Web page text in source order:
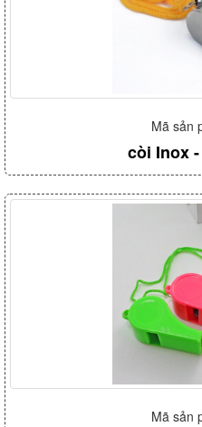
Mã sản
còi Inox
Mã sản